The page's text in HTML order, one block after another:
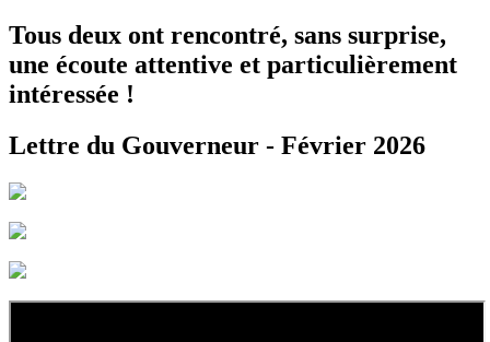
Tous deux ont rencontré, sans surprise,
une écoute attentive et particulièrement
intéressée !
Lettre du Gouverneur - Février 2026